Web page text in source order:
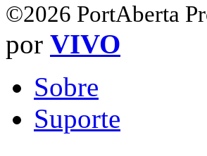
©2026 PortAberta
por VIVO
Sobre
Suporte